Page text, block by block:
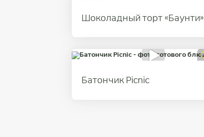
Шоколадный торт «Баунти»
Батончик Picnic